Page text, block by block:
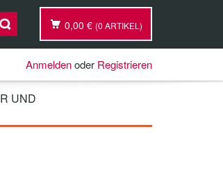
0,00 € (0 ARTIKEL)
Anmeldenoder Registrieren
UND